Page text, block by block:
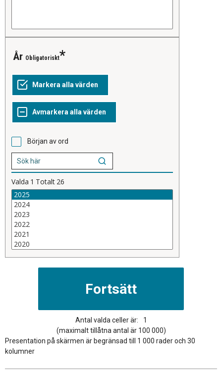
År Obligatoriskt
Början av ord
Valda 1 Totalt 26
Antal valda celler är:
1
(maximalt tillåtna antal är 100 000)
Presentation på skärmen är begränsad till 1 000 rader och 30
kolumner